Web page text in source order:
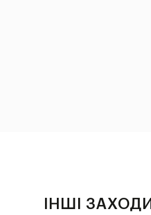
ІНШІ ЗАХОДИ